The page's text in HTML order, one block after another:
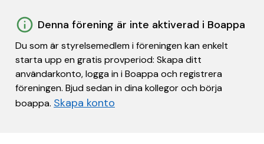
Denna förening är inte aktiverad i Boappa
Du som är styrelsemedlem i föreningen kan enkelt
starta upp en gratis provperiod: Skapa ditt
användarkonto, logga in i Boappa och registrera
föreningen. Bjud sedan in dina kollegor och börja
boappa. Skapa konto